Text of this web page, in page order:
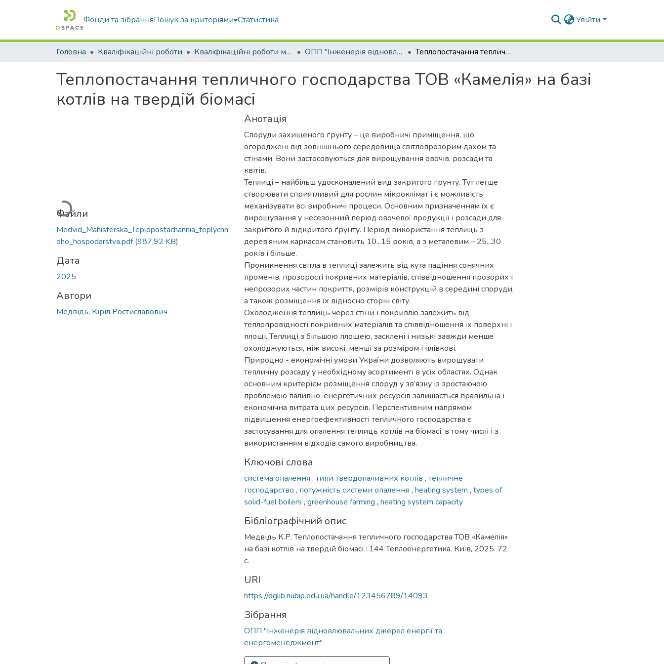
Фонди та зібранняПошук за критеріями Статистика Увійти
Головна Кваліфікаційні роботи Кваліфікаційні роботи магістрів ОПП "Інженерія відновлювальних джерел енергії та енергоменеджмент" Теплопостачання тепличного господарства ТОВ «Камелія» на базі котлів на твердій біомасі
Теплопостачання тепличного господарства ТОВ «Камелія» на базі
котлів на твердій біомасі
Вантажиться...
Файли
Medvid_Mahisterska_Teplopostachannia_teplychn
oho_hospodarstva.pdf(987,92 KB)
Дата
2025
Автори
Медвідь, Кіріл Ростиславович
Анотація
Споруди захищеного ґрунту – це виробничі приміщення, що
огороджені від зовнішнього середовища світлопрозорим дахом та
стінами. Вони застосовуються для вирощування овочів, розсади та
квітів.
Теплиці – найбільш удосконалений вид закритого ґрунту. Тут легше
створювати сприятливий для рослин мікроклімат і є можливість
механізувати всі виробничі процеси. Основним призначенням їх є
вирощування у несезонний період овочевої продукції і розсади для
закритого й відкритого ґрунту. Період використання теплиць з
дерев’яним каркасом становить 10...15 років, а з металевим – 25...30
років і більше.
Проникнення світла в теплиці залежить від кута падіння сонячних
променів, прозорості покривних матеріалів, співвідношення прозорих і
непрозорих частин покриття, розмірів конструкцій в середині споруди,
а також розміщення їх відносно сторін світу.
Охолодження теплиць через стіни і покривлю залежить від
теплопровідності покривних матеріалів та співвідношення їх поверхні і
площі. Теплиці з більшою площею, засклені і низькі завжди менше
охолоджуються, ніж високі, менші за розміром і плівкові.
Природно - економічні умови України дозволяють вирощувати
тепличну розсаду у необхідному асортименті в усіх областях. Однак
основним критерієм розміщення споруд у зв’язку із зростаючою
проблемою паливно-енергетичних ресурсів залишається правильна і
економічна витрата цих ресурсів. Перспективним напрямом
підвищення енергоефективності тепличного господарства є
застосування для опалення теплиць котлів на біомасі, в тому числі і з
використанням відходів самого виробництва.
Ключові слова
система опалення , типи твердопаливних котлів , тепличне
господарство , потужність системи опалення , heating system , types of
solid-fuel boilers , greenhouse farming , heating system capacity
Бібліографічний опис
Медвідь К.Р. Теплопостачання тепличного господарства ТОВ «Камелія»
на базі котлів на твердій біомасі : 144 Теплоенергетика. Київ, 2025. 72
с.
URI
https://dglib.nubip.edu.ua/handle/123456789/14093
Зібрання
ОПП "Інженерія відновлювальних джерел енергії та
енергоменеджмент"